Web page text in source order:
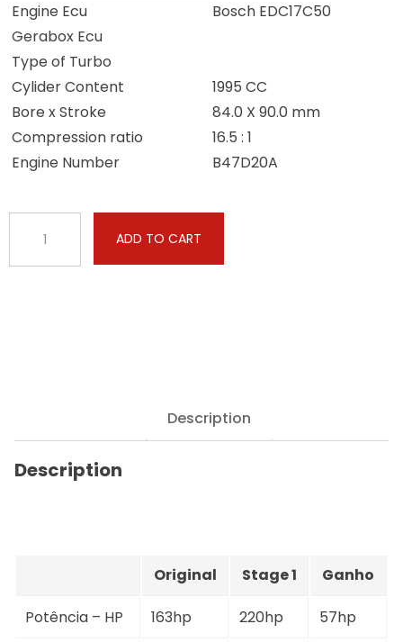
Engine Ecu
Bosch EDC17C50
Gerabox Ecu
Type of Turbo
Cylider Content
1995 CC
Bore x Stroke
84.0 X 90.0 mm
Compression ratio
16.5 : 1
Engine Number
B47D20A
4
ADD TO CART
Description
Description
Original Stage 1 Ganho
Potência – HP 163hp 220hp 57hp